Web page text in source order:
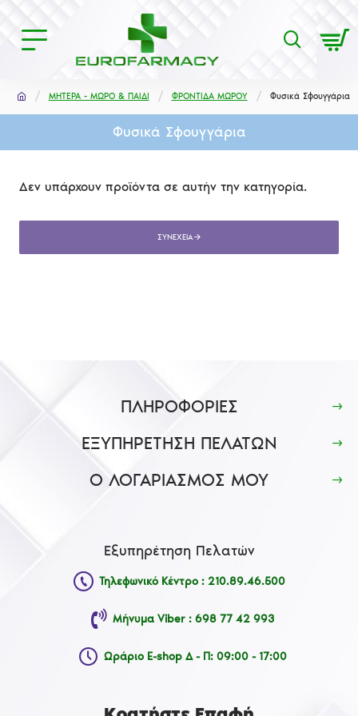
ΜΗΤΕΡΑ - ΜΩΡΟ & ΠΑΙΔΙ ΦΡΟΝΤΙΔΑ ΜΩΡΟΥ Φυσικά Σφουγγάρια
Φυσικά Σφουγγάρια
Δεν υπάρχουν προϊόντα σε αυτήν την κατηγορία.
ΣΥΝΈΧΕΙΑ
ΠΛΗΡΟΦΟΡΙΕΣ
ΕΞΥΠΗΡΕΤΗΣΗ ΠΕΛΑΤΩΝ
Ο ΛΟΓΑΡΙΑΣΜΟΣ ΜΟΥ
Εξυπηρέτηση Πελατών
Τηλεφωνικό Κέντρο : 210.89.46.500
Μήνυμα Viber : 698 77 42 993
Ωράριο E-shop Δ - Π: 09:00 - 17:00